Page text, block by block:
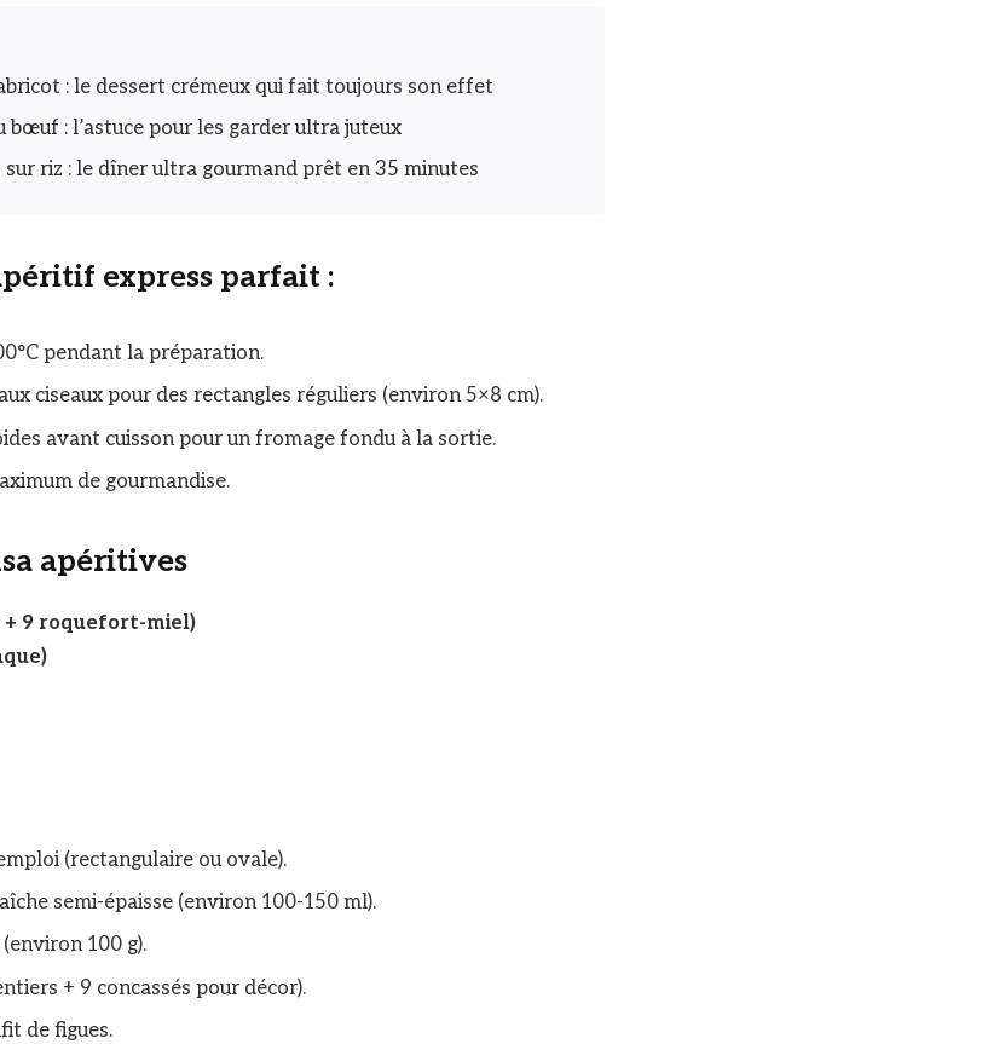
: le dessert crémeux qui fait toujours son effet
bœuf : l’astuce pour les garder ultra juteux
sur riz : le dîner ultra gourmand prêt en 35 minutes
express parfait :
pendant la préparation.
ciseaux pour des rectangles réguliers (environ 5×8 cm).
avant cuisson pour un fromage fondu à la sortie.
de gourmandise.
apéritives
+ 9 roquefort-miel)
(rectangulaire ou ovale).
semi-épaisse (environ 100-150 ml).
100 g).
+ 9 concassés pour décor).
de figues.